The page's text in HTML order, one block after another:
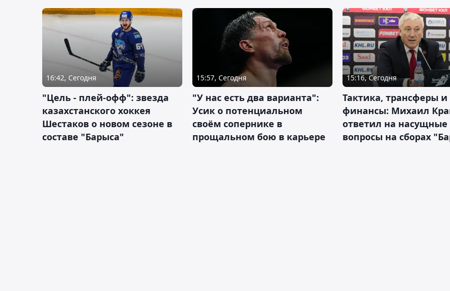
16:42, Сегодня
"Цель - плей-офф": звезда
казахстанского хоккея
Шестаков о новом сезоне в
составе "Барыса"
15:57, Сегодня
"У нас есть два варианта":
Усик о потенциальном
своём сопернике в
прощальном бою в карьере
15:16, Сегодня
Тактика, трансферы и
финансы: Михаил
ответил на насущные
вопросы на сборах